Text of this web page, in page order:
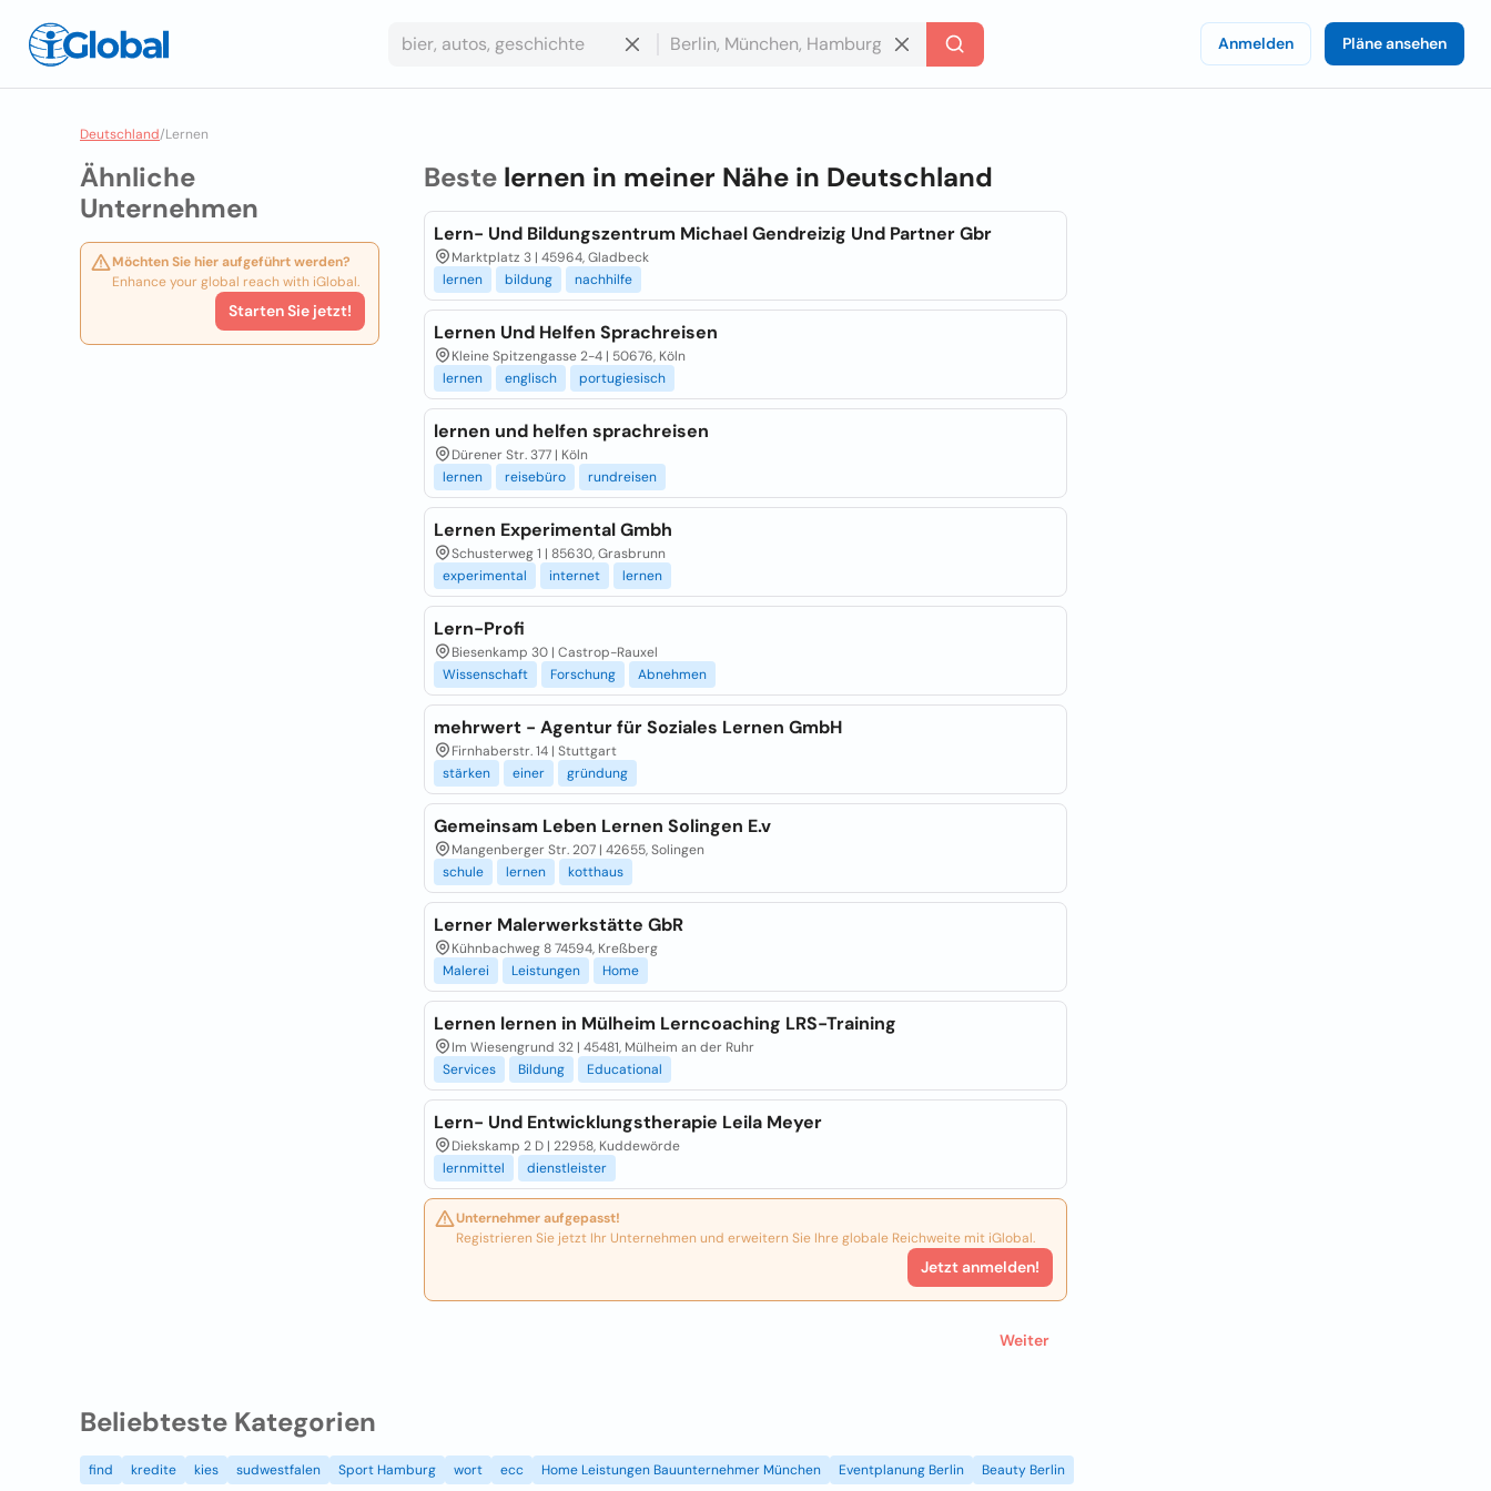
Anmelden Pläne ansehen
Deutschland/Lernen
Ähnliche
Unternehmen
Möchten Sie hier aufgeführt werden?
Enhance your global reach with iGlobal.
Starten Sie jetzt!
Beste lernen in meiner Nähe in Deutschland
Lern- Und Bildungszentrum Michael Gendreizig Und Partner Gbr
Marktplatz 3 | 45964, Gladbeck
lernen
bildung nachhilfe
Lernen Und Helfen Sprachreisen
Kleine Spitzengasse 2-4 | 50676, Köln
lernen
englisch portugiesisch
lernen und helfen sprachreisen
Dürener Str. 377 | Köln
lernen
reisebüro rundreisen
Lernen Experimental Gmbh
Schusterweg 1 | 85630, Grasbrunn
experimental
internet lernen
Lern-Profi
Biesenkamp 30 | Castrop-Rauxel
Wissenschaft
Forschung Abnehmen
mehrwert - Agentur für Soziales Lernen GmbH
Firnhaberstr. 14 | Stuttgart
stärken
einer gründung
Gemeinsam Leben Lernen Solingen E.v
Mangenberger Str. 207 | 42655, Solingen
schule
lernen kotthaus
Lerner Malerwerkstätte GbR
Kühnbachweg 8 74594, Kreßberg
Malerei
Leistungen Home
Lernen lernen in Mülheim Lerncoaching LRS-Training
Im Wiesengrund 32 | 45481, Mülheim an der Ruhr
Services
Bildung Educational
Lern- Und Entwicklungstherapie Leila Meyer
Diekskamp 2 D | 22958, Kuddewörde
lernmittel
dienstleister
Unternehmer aufgepasst!
Registrieren Sie jetzt Ihr Unternehmen und erweitern Sie Ihre globale Reichweite mit iGlobal.
Jetzt anmelden!
Weiter
Beliebteste Kategorien
find kredite kies sudwestfalen Sport Hamburg wort ecc Home Leistungen Bauunternehmer München Eventplanung Berlin Beauty Berlin